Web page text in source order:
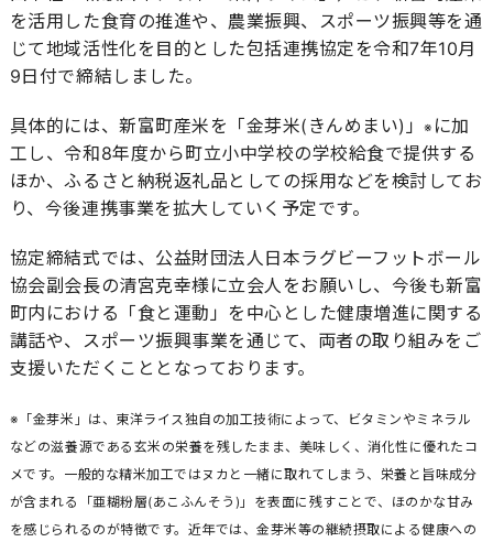
を活用した食育の推進や、農業振興、スポーツ振興等を通
じて地域活性化を目的とした包括連携協定を令和7年10月
9日付で締結しました。
具体的には、新富町産米を「金芽米(きんめまい)」※ に加
工し、令和8年度から町立小中学校の学校給食で提供する
ほか、ふるさと納税返礼品としての採用などを検討してお
り、今後連携事業を拡大していく予定です。
協定締結式では、公益財団法人日本ラグビーフットボール
協会副会長の清宮克幸様に立会人をお願いし、今後も新富
町内における「食と運動」を中心とした健康増進に関する
講話や、スポーツ振興事業を通じて、両者の取り組みをご
支援いただくこととなっております。
※「金芽米」は、東洋ライス独自の加工技術によって、ビタミンやミネラル
などの滋養源である玄米の栄養を残したまま、美味しく、消化性に優れたコ
メです。一般的な精米加工ではヌカと一緒に取れてしまう、栄養と旨味成分
が含まれる「亜糊粉層(あこふんそう)」を表面に残すことで、ほのかな甘み
を感じられるのが特徴です。近年では、金芽米等の継続摂取による健康への